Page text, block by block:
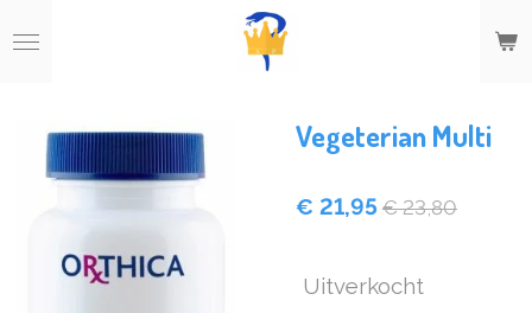
direct
hoofdinhoud
Vegeterian Multi
€ 21,95 € 23,80
Uitverkocht